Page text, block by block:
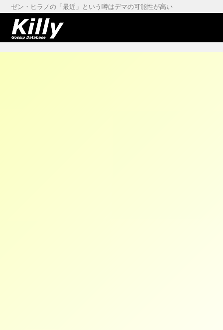
ゼン・ヒラノの「最近」という噂はデマの可能性が高い